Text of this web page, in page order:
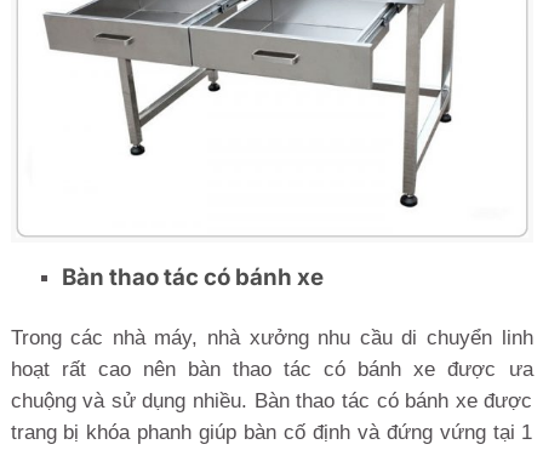
Bàn thao tác có bánh xe
Trong các nhà máy, nhà xưởng nhu cầu di chuyển linh
hoạt rất cao nên bàn thao tác có bánh xe được ưa
chuộng và sử dụng nhiều. Bàn thao tác có bánh xe được
trang bị khóa phanh giúp bàn cố định và đứng vứng tại 1